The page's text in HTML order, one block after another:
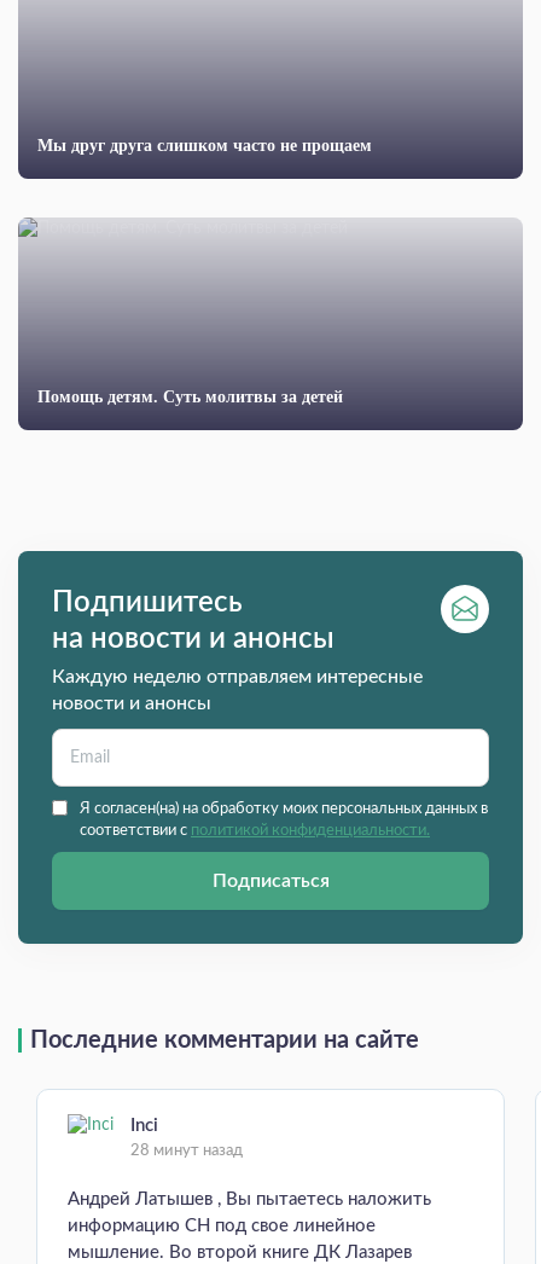
Мы друг друга слишком часто не прощаем
Помощь детям. Суть молитвы за детей
Подпишитесь
на новости и анонсы
Каждую неделю отправляем интересные
новости и анонсы
Я согласен(на) на обработку моих персональных данных в
соответствии с политикой конфиденциальности.
Подписаться
Последние комментарии на сайте
Inci
28 минут назад
Андрей Латышев , Вы пытаетесь наложить
информацию СН под свое линейное
мышление. Во второй книге ДК Лазарев